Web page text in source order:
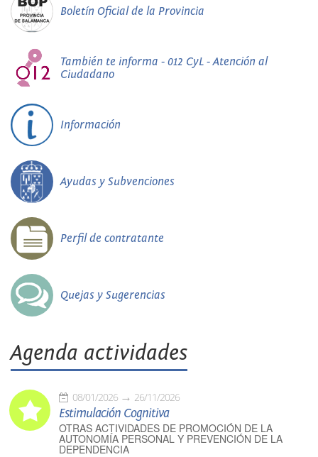
Boletín Oficial de la Provincia
También te informa - 012 CyL - Atención al
Ciudadano
Información
Ayudas y Subvenciones
Perfil de contratante
Quejas y Sugerencias
Agenda actividades
08/01/2026 26/11/2026
Estimulación Cognitiva
OTRAS ACTIVIDADES DE PROMOCIÓN DE LA
AUTONOMÍA PERSONAL Y PREVENCIÓN DE LA
DEPENDENCIA